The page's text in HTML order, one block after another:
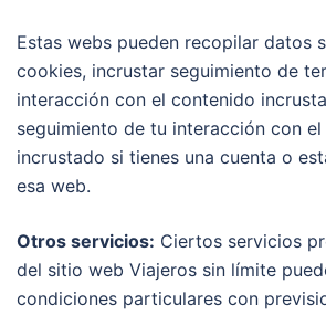
Estas webs pueden recopilar datos
cookies, incrustar seguimiento de
interacción con el contenido
seguimiento de tu interacción con
incrustado si tienes una cuenta o
esa web.
Otros servicios: Ciertos servicios
del sitio web Viajeros sin límite
condiciones particulares con